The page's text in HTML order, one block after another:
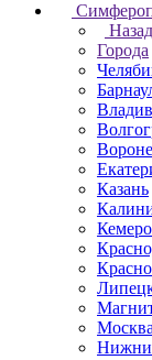
Назад
Города
Казань
Москва